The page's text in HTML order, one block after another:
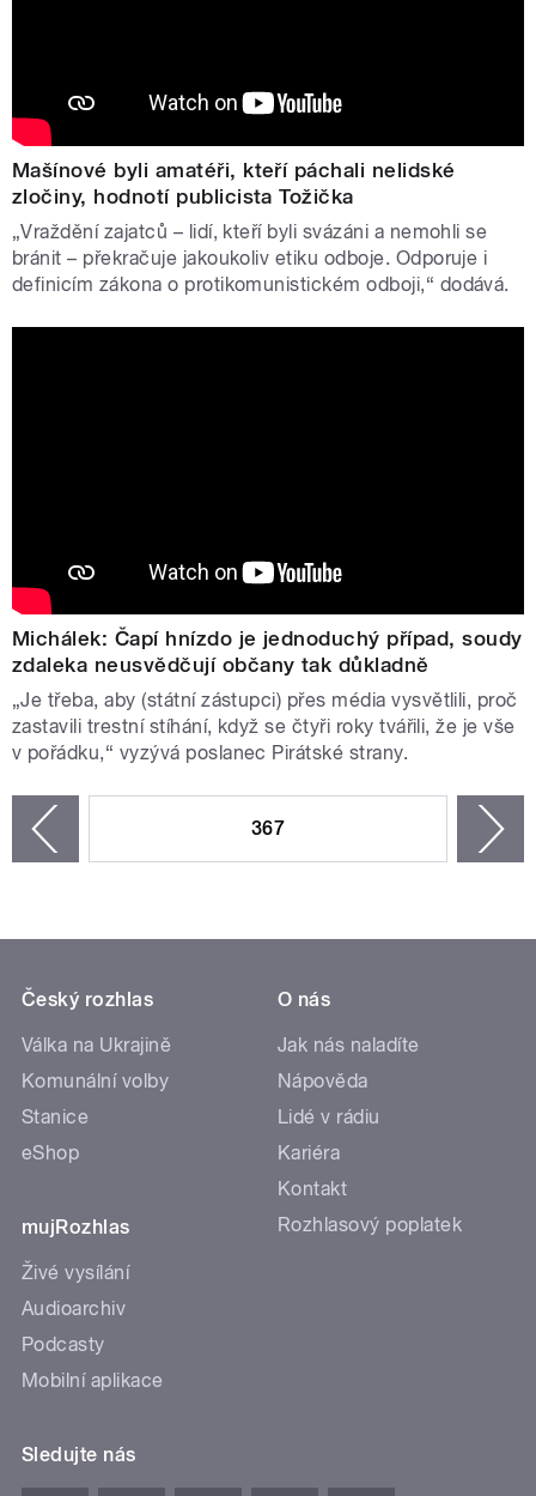
Mašínové byli amatéři, kteří páchali nelidské
zločiny, hodnotí publicista Tožička
„Vraždění zajatců – lidí, kteří byli svázáni a nemohli se
bránit – překračuje jakoukoliv etiku odboje. Odporuje i
definicím zákona o protikomunistickém odboji,“ dodává.
Michálek: Čapí hnízdo je jednoduchý případ, soudy
zdaleka neusvědčují občany tak důkladně
„Je třeba, aby (státní zástupci) přes média vysvětlili, proč
zastavili trestní stíhání, když se čtyři roky tvářili, že je vše
v pořádku,“ vyzývá poslanec Pirátské strany.
367
Český rozhlas
Válka na Ukrajině
Komunální volby
Stanice
eShop
mujRozhlas
Živé vysílání
Audioarchiv
Podcasty
Mobilní aplikace
O nás
Jak nás naladíte
Nápověda
Lidé v rádiu
Kariéra
Kontakt
Rozhlasový poplatek
Sledujte nás